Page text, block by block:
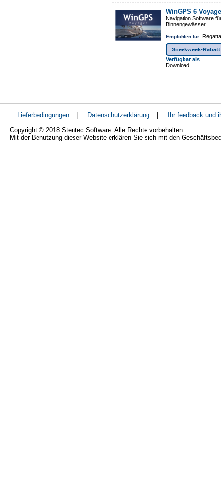
WinGPS 6
Navigation Software
Binnengewässer.
Empfohlen für:
Sneekweek-
Verfügbar als
Download
Lieferbedingungen Datenschutzerklärung
Ihr feedback und
Copyright © 2018 Stentec Software. Alle Rechte vorbehalten.
Mit der Benutzung dieser Website erklären Sie sich mit den